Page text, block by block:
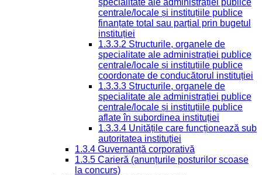
specialitate ale administrației publice
centrale/locale și instituțiile publice
finanțate total sau parțial prin bugetul
instituției
1.3.3.2 Structurile, organele de
specialitate ale administrației publice
centrale/locale și instituțiile publice
coordonate de conducătorul instituției
1.3.3.3 Structurile, organele de
specialitate ale administrației publice
centrale/locale și instituțiile publice
aflate în subordinea instituției
1.3.3.4 Unitățile care funcționează sub
autoritatea instituției
1.3.4 Guvernanță corporativă
1.3.5 Carieră (anunțurile posturilor scoase
la concurs)